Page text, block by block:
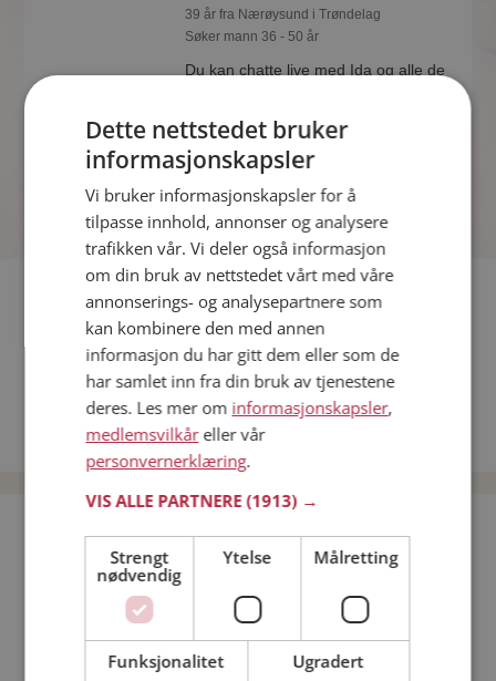
39 år fra Nærøysund i Trøndelag
Søker mann 36 - 50 år
Du kan chatte live med Ida og alle de
bli medlem.
Fler single
Flere singlekvinner fra Nærøysund:Sneisa,Berit ,Wenche
Menn fra Nærøysund
Date kvinner i Norge
Date menn i Norge
Bli medlem gratis!
Jeg er en: Mann Kvinne
Min alder:
Dette nettstedet bruker
informasjonskapsler
Vi bruker informasjonskapsler for å
tilpasse innhold, annonser og analysere
trafikken vår. Vi deler også informasjon
om din bruk av nettstedet vårt med våre
annonserings- og analysepartnere som
kan kombinere den med annen
informasjon du har gitt dem eller som de
har samlet inn fra din bruk av tjenestene
deres. Les mer om informasjonskapsler,
medlemsvilkåreller vår
personvernerklæring.
VIS ALLE PARTNERE(1913) →
Strengt
nødvendig
Ytelse Målretting
Funksjonalitet Ugradert